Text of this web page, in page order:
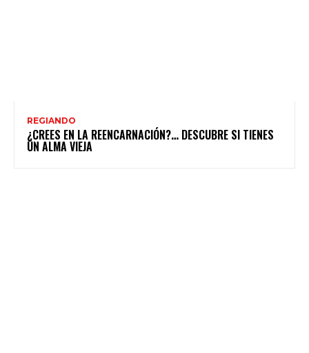
REGIANDO
¿CREES EN LA REENCARNACIÓN?… DESCUBRE SI TIENES
UN ALMA VIEJA